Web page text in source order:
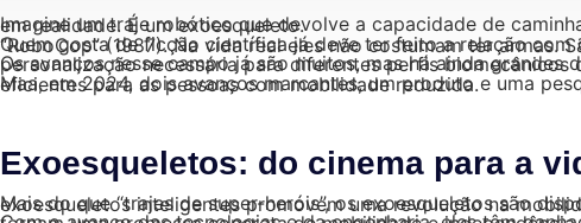
Imagine um traje robótico que devolve a capacidade de caminhar, correr e até subir escadas. Parece coisa de filme de ficção científica, mas a ciência já transformou essa ideia em realidade. É um exoesqueleto.
Quem gosta de ficção científica já deve ter feito a relação com os acessórios usados em filmes como “No Limite do Amanhã” (2014),
Os avanços nesse campo já são muitos, mas há ainda grandes desafios. O custo elevado de desenvolvimento e produção limita o acesso para
Maa, em 2024, dois avanços marcantes, um produto e uma pesquisa, mostram novas perspectivas para a criação de dispositivos que possam ser cada vez mais acessíveis e eficientes para as pessoas com mobilidade reduzida.
Exoesqueletos: do cinema para a
Mais do que “trajes de super-heróis”, os exoesqueletos são dispositivos robóticos vestíveis que aumentam ou substituem funções locomotoras. Com toda a certeza exoesqueletos